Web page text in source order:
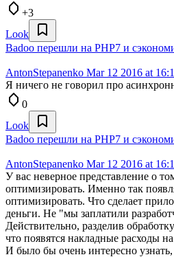
+3
Look
Badoo перешли на PHP7 и
AntonStepanenko Mar 12 2016 at
Я ничего не говорил про
0
Look
Badoo перешли на PHP7 и
AntonStepanenko Mar 12 2016 at
У вас неверное представление о
оптимизировать. Именно так
оптимизировать. Что сделает
деньги. Не "мы заплатили
Действительно, разделив
что появятся накладные расходы
И было бы очень интересно